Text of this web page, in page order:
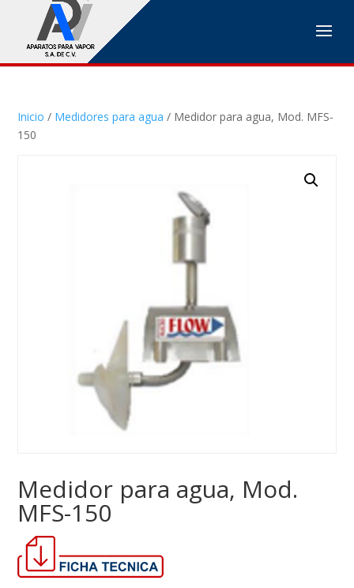
Inicio / Medidores para agua / Medidor para agua, Mod. MFS-
150
Medidor para agua, Mod.
MFS-150